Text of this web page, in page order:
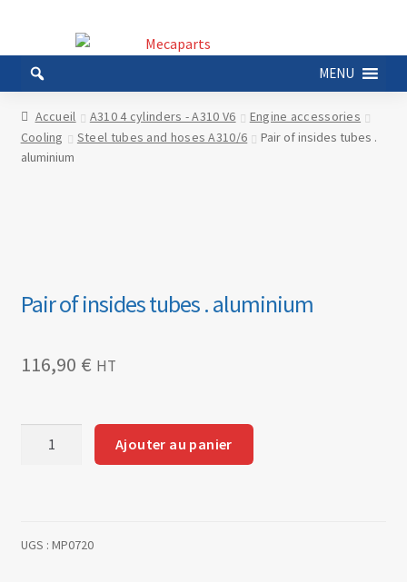
la
navigation
au
contenu
MENU
Accueil A310 4 cylinders - A310 V6
Engine accessories
Cooling
Steel tubes and hoses A310/6
Pair of insides tubes .
aluminium
Pair of insides tubes . aluminium
116,90 € HT
tubes
Ajouter au panier
UGS : MP0720